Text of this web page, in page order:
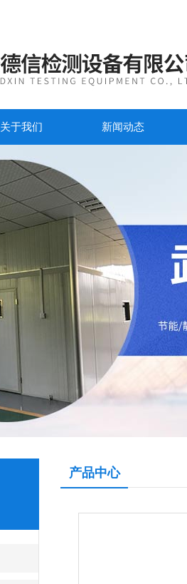
关于我们 新闻动态
产品中心